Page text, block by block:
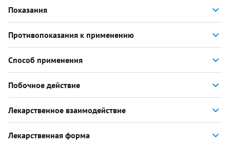
Показания
Противопоказания к применению
Способ применения
Побочное действие
Лекарственное взаимодействие
Лекарственная форма